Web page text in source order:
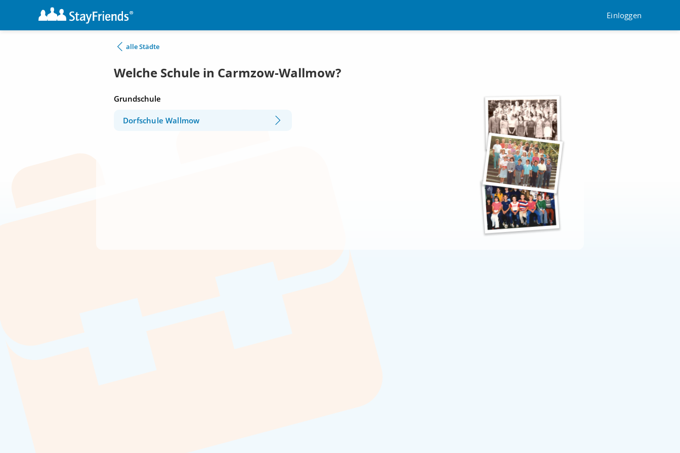
Einloggen
alle Städte
Welche Schule in Carmzow-Wallmow?
Grundschule
Dorfschule Wallmow